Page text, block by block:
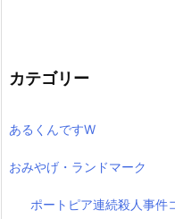
カテゴリー
あるくんですW
おみやげ・ランドマーク
ポートピア連続殺人事件